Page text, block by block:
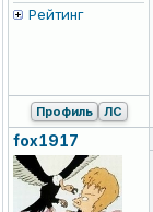
Рейтинг
Профиль ЛС
fox1917